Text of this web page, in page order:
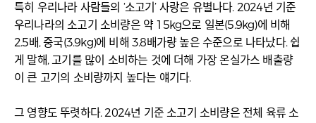
특히 우리나라 사람들의 ‘소고기’ 사랑은 유별나다. 2024년 기준
우리나라의 소고기 소비량은 약 15kg으로 일본(5.9kg)에 비해
2.5배, 중국(3.9kg)에 비해 3.8배가량 높은 수준으로 나타났다. 쉽
게 말해, 고기를 많이 소비하는 것에 더해 가장 온실가스 배출량
이 큰 고기의 소비량까지 높다는 얘기다.
그 영향도 뚜렷하다. 2024년 기준 소고기 소비량은 전체 육류 소